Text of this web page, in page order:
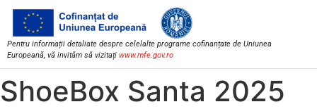
Pentru informații detaliate despre celelalte programe cofinanțate de Uniunea
Europeană, vă invităm să vizitați www.mfe.gov.ro
ShoeBox Santa 2025